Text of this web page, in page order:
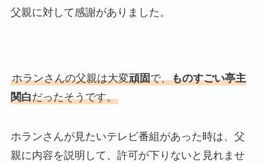
父親に対して感謝がありました。
ホランさんの父親は大変頑固で、ものすごい亭主
関白だったそうです。
ホランさんが見たいテレビ番組があった時は、父
親に内容を説明して、許可が下りないと見れませ